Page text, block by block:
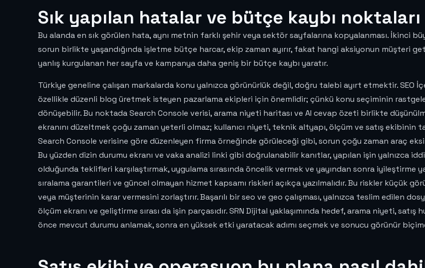
Sık yapılan hatalar ve bütçe kaybı noktaları
Bu alanda en sık görülen hata, aynı metnin farklı şehir veya sektör sayfalarına kopyalanması. İkinci
sorun birlikte yaşandığında işletme bütçe harcar, ekip zaman ayırır, fakat hangi aksiyonun müşteri
yanlış kurgulanan her sayfa ve kampanya daha geniş bir bütçe kaybı yaratır.
Türkiye geneline çalışan markalarda konu yalnızca görünürlük değil, doğru talebi ayırt etmektir. SEO
özellikle düzenli blog üretmek isteyen pazarlama ekipleri için önemlidir; çünkü konu seçiminin rastgele
dönüşebilir. Bu noktada Search Console verisi, arama niyeti haritası ve AI cevap özeti birlikte
ekranını düzeltmek çoğu zaman yeterli olmaz; kullanıcı niyeti, teknik altyapı, ölçüm ve satış ekibinin
Search Console verisine göre düzenleyen firma örneğinde görüleceği gibi, sorun çoğu zaman araç
Bu yüzden dizin durumu ekranı ve vaka analizi linki gibi doğrulanabilir kanıtlar, yapılan işin yalnızca
olduğunda teklifleri karşılaştırmak, uygulama sırasında öncelik vermek ve yayından sonra iyileştirme
sıralama garantileri ve güncel olmayan hizmet kapsamı riskleri açıkça yazılmalıdır. Bu riskler küçük
veya müşterinin karar vermesini zorlaştırır. Başarılı bir seo ve geo çalışması, yalnızca teslim edilen
ölçüm ekranı ve geliştirme sırası da işin parçasıdır. SRN Dijital yaklaşımında hedef, arama niyeti,
önce mevcut durumu anlamak, sonra en yüksek etki yaratacak adımı seçmek ve sonucu görünür